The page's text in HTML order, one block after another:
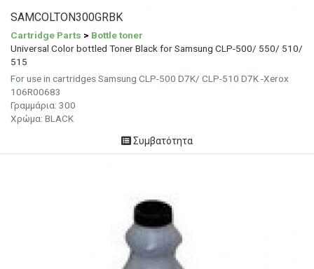
SAMCOLTON300GRBK
Cartridge Parts > Bottle toner
Universal Color bottled Toner Black for Samsung CLP-500/ 550/ 510/
515
For use in cartridges Samsung CLP-500 D7K/ CLP-510 D7K -Xerox
106R00683
Γραμμάρια: 300
Χρώμα: BLACK
Συμβατότητα